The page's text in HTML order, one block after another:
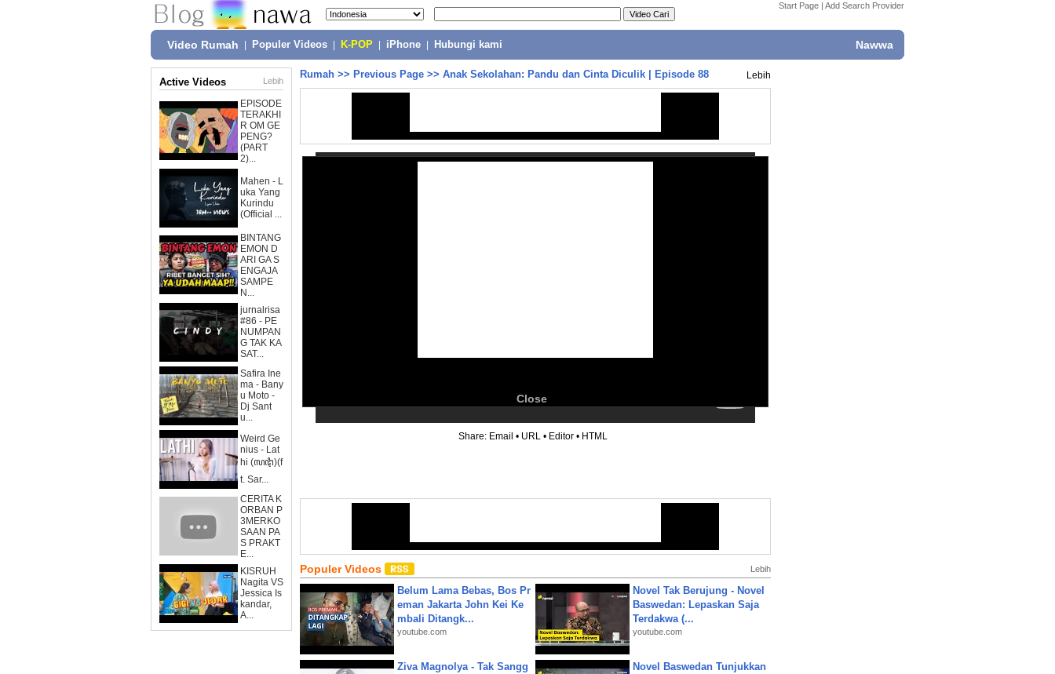
Start Page | Add Search Provider
Video Rumah Populer Videos K-POP iPhone Hubungi kami Nawwa
Active Videos Lebih
EPISODE
TERAKHI
R OM GE
PENG?
(PART
2)...
Mahen - L
uka Yang
Kurindu
(Official ...
BINTANG
EMON D
ARI GA S
ENGAJA
SAMPE
N...
jurnalrisa
#86 - PE
NUMPAN
G TAK KA
SAT...
Safira Ine
ma - Bany
u Moto -
Dj Sant
u...
Weird Ge
nius - Lat
hi (ꦭꦛꦶ)(f
t. Sar...
CERITA K
ORBAN P
3MERKO
SAAN PA
S PRAKT
E...
KISRUH
Nagita VS
Jessica Is
kandar,
A...
Rumah >> Previous Page >> Anak Sekolahan: Pandu dan Cinta Diculik | Episode 88 Lebih
Close
Share: Email • URL • Editor • HTML
Populer Videos Lebih
Belum Lama Bebas, Bos Pr
eman Jakarta John Kei Ke
mbali Ditangk...
youtube.com
Novel Tak Berujung - Novel
Baswedan: Lepaskan Saja
Terdakwa (...
youtube.com
Ziva Magnolya - Tak Sangg
Novel Baswedan Tunjukkan